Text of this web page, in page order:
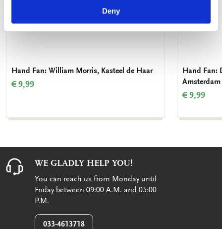
Deny
Hand Fan: William Morris, Kasteel de Haar
€ 9,99
Hand Fan:
Amsterdam
€ 9,99
WE GLADLY HELP YOU!
You can reach us from Monday until
Friday between 09:00 A.M. and 05:00
P.M.
033-4613718